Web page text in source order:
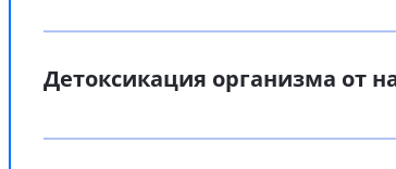
Детоксикация организма от